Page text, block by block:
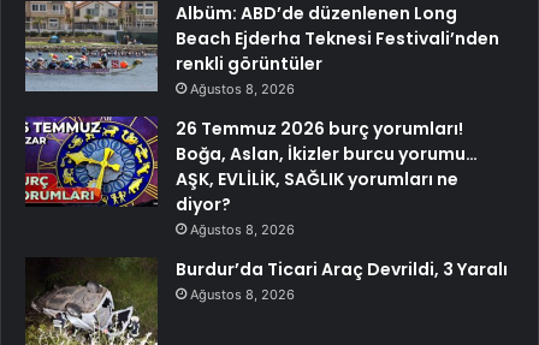
Albüm: ABD’de düzenlenen Long
Beach Ejderha Teknesi Festivali’nden
renkli görüntüler
Ağustos 8, 2026
26 Temmuz 2026 burç yorumları!
Boğa, Aslan, İkizler burcu yorumu…
AŞK, EVLİLİK, SAĞLIK yorumları ne
diyor?
Ağustos 8, 2026
Burdur’da Ticari Araç Devrildi, 3 Yaralı
Ağustos 8, 2026